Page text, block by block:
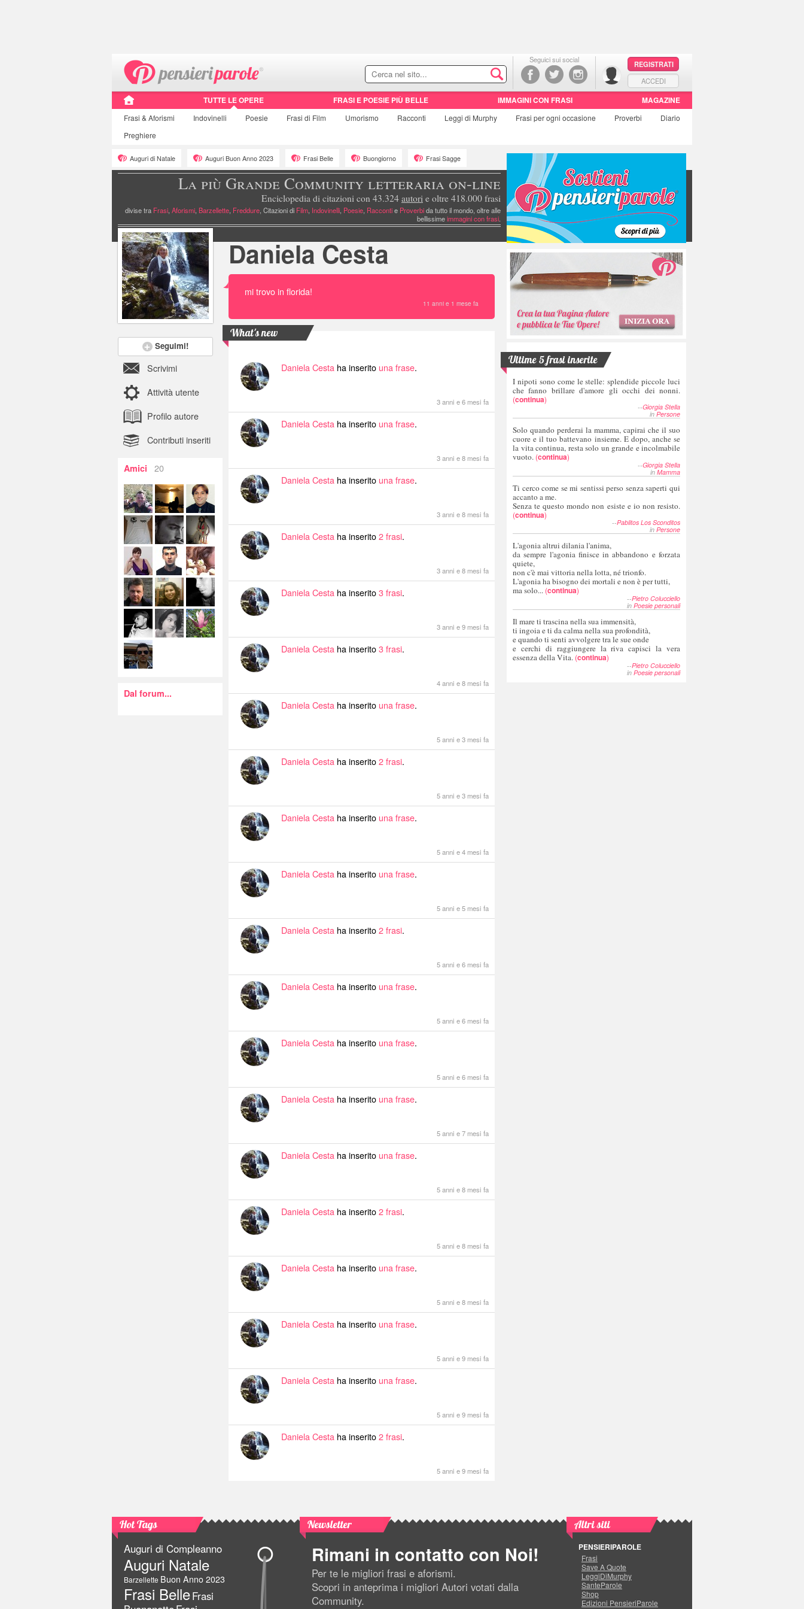
Seguici sui social
REGISTRATI
ACCEDI
TUTTE LE OPERE FRASI E POESIE PIÙ BELLE IMMAGINI CON FRASI MAGAZINE
Frasi & Aforismi Indovinelli Poesie Frasi di Film Umorismo Racconti Leggi di Murphy Frasi per ogni occasione Proverbi
Diario
Preghiere
Auguri di Natale Auguri Buon Anno 2023 Frasi Belle Buongiorno Frasi Sagge
La più Grande Community letteraria on-line
Enciclopedia di citazioni con 43.324 autori e oltre 418.000 frasi
divise tra Frasi, Aforismi, Barzellette, Freddure, Citazioni di Film, Indovinelli, Poesie, Raccontie Proverbida tutto il mondo, oltre alle
bellissimeimmagini con frasi.
»Pagina personale
Daniela Cesta
mi trovo in florida!
11 anni e 1 mese fa
What's new
Daniela Cesta ha inserito una frase.
3 anni e 6 mesi fa
Daniela Cesta ha inserito una frase.
3 anni e 8 mesi fa
Daniela Cesta ha inserito una frase.
3 anni e 8 mesi fa
Daniela Cesta ha inserito2 frasi.
3 anni e 8 mesi fa
Daniela Cesta ha inserito3 frasi.
3 anni e 9 mesi fa
Daniela Cesta ha inserito3 frasi.
4 anni e 8 mesi fa
Daniela Cesta ha inserito una frase.
5 anni e 3 mesi fa
Daniela Cesta ha inserito2 frasi.
5 anni e 3 mesi fa
Daniela Cesta ha inserito una frase.
5 anni e 4 mesi fa
Daniela Cesta ha inserito una frase.
5 anni e 5 mesi fa
Daniela Cesta ha inserito2 frasi.
5 anni e 6 mesi fa
Daniela Cesta ha inserito una frase.
5 anni e 6 mesi fa
Daniela Cesta ha inserito una frase.
5 anni e 6 mesi fa
Daniela Cesta ha inserito una frase.
5 anni e 7 mesi fa
Daniela Cesta ha inserito una frase.
5 anni e 8 mesi fa
Daniela Cesta ha inserito2 frasi.
5 anni e 8 mesi fa
Daniela Cesta ha inserito una frase.
5 anni e 8 mesi fa
Daniela Cesta ha inserito una frase.
5 anni e 9 mesi fa
Daniela Cesta ha inserito una frase.
5 anni e 9 mesi fa
Daniela Cesta ha inserito2 frasi.
5 anni e 9 mesi fa
Seguimi!
Scrivimi
Attività utente
Profilo autore
Contributi inseriti
Amici 20
Dal forum...
Ultime 5 frasi inserite
I nipoti sono come le stelle: splendide piccole luci
che fanno brillare d'amore gli occhi dei nonni.
(continua)
--Giorgia Stella
in Persone
Solo quando perderai la mamma, capirai che il suo
cuore e il tuo battevano insieme. E dopo, anche se
la vita continua, resta solo un grande e incolmabile
vuoto. (continua)
--Giorgia Stella
in Mamma
Ti cerco come se mi sentissi perso senza saperti qui
accanto a me.
Senza te questo mondo non esiste e io non resisto.
(continua)
--Pablitos Los Sconditos
in Persone
L'agonia altrui dilania l'anima,
da sempre l'agonia finisce in abbandono e forzata
quiete,
non c'è mai vittoria nella lotta, né trionfo.
L'agonia ha bisogno dei mortali e non è per tutti,
ma solo... (continua)
--Pietro Colucciello
in Poesie personali
Il mare ti trascina nella sua immensità,
ti ingoia e ti da calma nella sua profondità,
e quando ti senti avvolgere tra le sue onde
e cerchi di raggiungere la riva capisci la vera
essenza della Vita. (continua)
--Pietro Colucciello
in Poesie personali
Hot Tags
Auguri di Compleanno
Auguri Natale
Barzellette Buon Anno 2023
Frasi BelleFrasi
Newsletter
Rimani in contatto con Noi!
Per te le migliori frasi e aforismi.
Scopri in anteprima i migliori Autori votati dalla
Community.
Altri siti
PENSIERIPAROLE
Frasi
Save A Quote
LeggiDiMurphy
SanteParole
Shop
Edizioni PensieriParole